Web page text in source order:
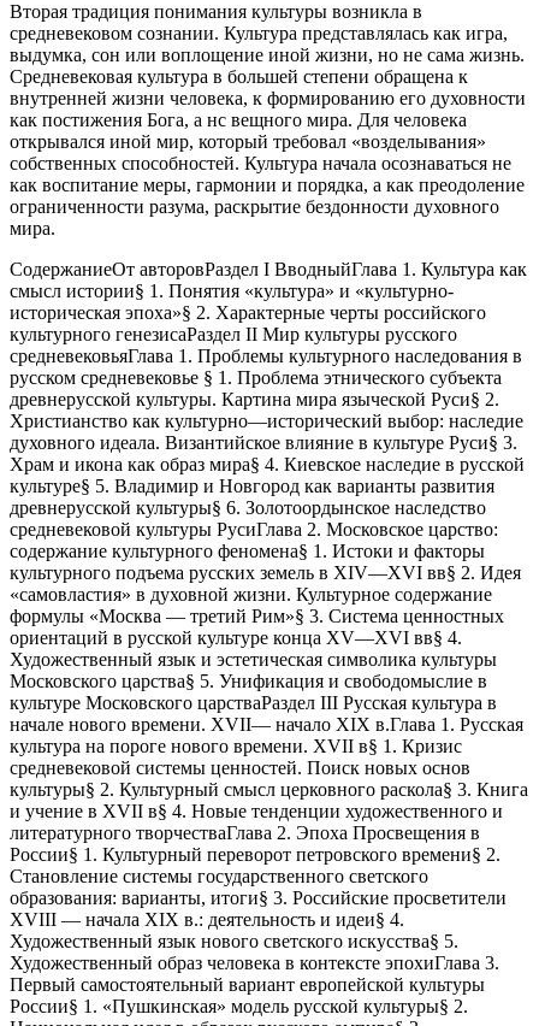
Вторая традиция понимания культуры возникла в
средневековом сознании. Культура представлялась как игра,
выдумка, сон или воплощение иной жизни, но не сама жизнь.
Средневековая культура в большей степени обращена к
внутренней жизни человека, к формированию его духовности
как постижения Бога, а нс вещного мира. Для человека
открывался иной мир, который требовал «возделывания»
собственных способностей. Культура начала осознаваться не
как воспитание меры, гармонии и порядка, а как преодоление
ограниченности разума, раскрытие бездонности духовного
мира.
СодержаниеОт авторовРаздел I ВводныйГлава 1. Культура как
смысл истории§ 1. Понятия «культура» и «культурно-
историческая эпоха»§ 2. Характерные черты российского
культурного генезисаРаздел II Мир культуры русского
средневековьяГлава 1. Проблемы культурного наследования в
русском средневековье § 1. Проблема этнического субъекта
древнерусской культуры. Картина мира языческой Руси§ 2.
Христианство как культурно—исторический выбор: наследие
духовного идеала. Византийское влияние в культуре Руси§ 3.
Храм и икона как образ мира§ 4. Киевское наследие в русской
культуре§ 5. Владимир и Новгород как варианты развития
древнерусской культуры§ 6. Золотоордынское наследство
средневековой культуры РусиГлава 2. Московское царство:
содержание культурного феномена§ 1. Истоки и факторы
культурного подъема русских земель в XIV—XVI вв§ 2. Идея
«самовластия» в духовной жизни. Культурное содержание
формулы «Москва — третий Рим»§ 3. Система ценностных
ориентаций в русской культуре конца XV—XVI вв§ 4.
Художественный язык и эстетическая символика культуры
Московского царства§ 5. Унификация и свободомыслие в
культуре Московского царстваРаздел III Русская культура в
начале нового времени. XVII— начало XIX в.Глава 1. Русская
культура на пороге нового времени. XVII в§ 1. Кризис
средневековой системы ценностей. Поиск новых основ
культуры§ 2. Культурный смысл церковного раскола§ 3. Книга
и учение в XVII в§ 4. Новые тенденции художественного и
литературного творчестваГлава 2. Эпоха Просвещения в
России§ 1. Культурный переворот петровского времени§ 2.
Становление системы государственного светского
образования: варианты, итоги§ 3. Российские просветители
XVIII — начала XIX в.: деятельность и идеи§ 4.
Художественный язык нового светского искусства§ 5.
Художественный образ человека в контексте эпохиГлава 3.
Первый самостоятельный вариант европейской культуры
России§ 1. «Пушкинская» модель русской культуры§ 2.